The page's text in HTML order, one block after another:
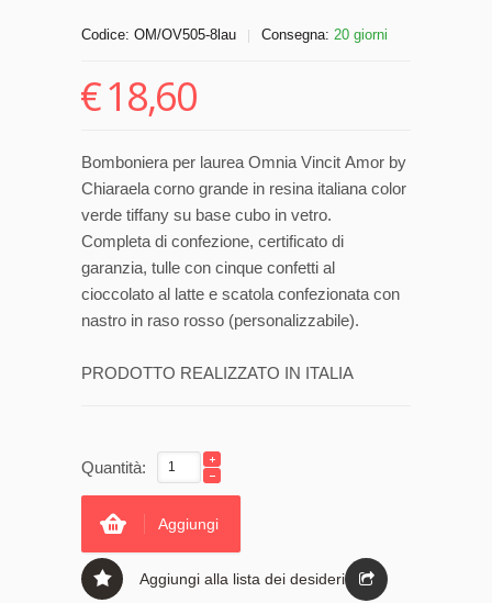
Codice: OM/OV505-8lau Consegna: 20 giorni
€18,60
Bomboniera per laurea Omnia Vincit Amor by
Chiaraela corno grande in resina italiana color
verde tiffany su base cubo in vetro.
Completa di confezione, certificato di
garanzia, tulle con cinque confetti al
cioccolato al latte e scatola confezionata con
nastro in raso rosso (personalizzabile).
PRODOTTO REALIZZATO IN ITALIA
Quantità:
Aggiungi
Aggiungi alla lista dei desideri